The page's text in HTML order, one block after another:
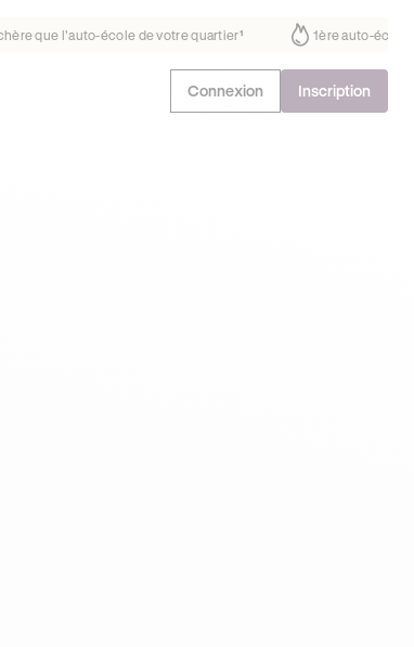
30% moins chère que l’auto-école de votre
Connexion Inscription